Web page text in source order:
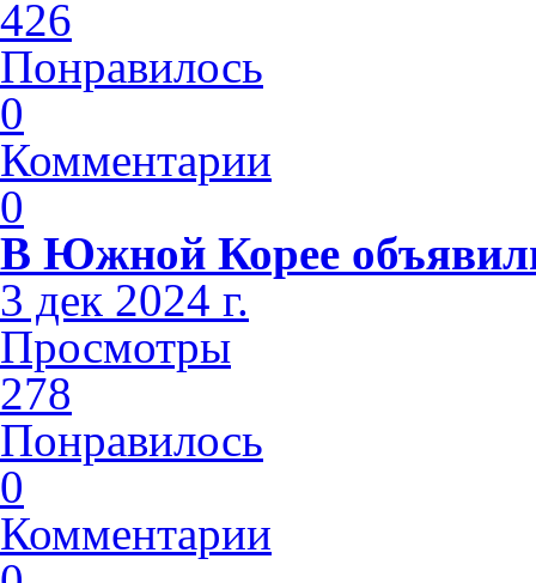
426
Понравилось
0
Комментарии
0
В Южной Корее
3 дек 2024 г.
Просмотры
278
Понравилось
0
Комментарии